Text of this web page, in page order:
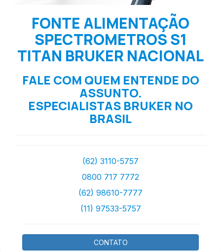
FONTE ALIMENTAÇÃO
SPECTROMETROS S1
TITAN BRUKER NACIONAL
FALE COM QUEM ENTENDE DO
ASSUNTO.
ESPECIALISTAS BRUKER NO
BRASIL
(62) 3110-5757
0800 717 7772
(62) 98610-7777
(11) 97533-5757
CONTATO